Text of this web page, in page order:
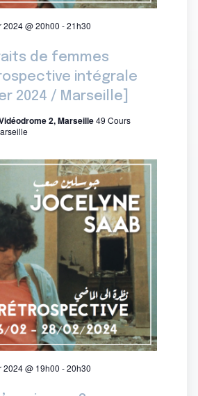
2024 @ 20h00 -21h30
de femmes
intégrale
2024 / Marseille]
2, Marseille49 Cours
2024 @ 19h00 -20h30